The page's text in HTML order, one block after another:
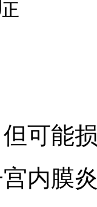
可能
内膜